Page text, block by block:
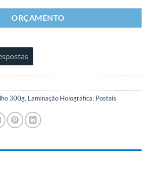
ORÇAMENTO
300g, Laminação Holográfica, Postais